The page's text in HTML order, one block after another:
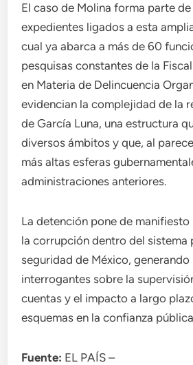
El caso de Molina forma parte
expedientes ligados a esta
cual ya abarca a más de 60
pesquisas constantes de la
en Materia de Delincuencia
evidencian la complejidad de la
de García Luna, una estructura
diversos ámbitos y que, al
más altas esferas
administraciones anteriores.
La detención pone de
la corrupción dentro del sistema
seguridad de México, generando
interrogantes sobre la
cuentas y el impacto a largo
esquemas en la confianza
Fuente: EL PAÍS –